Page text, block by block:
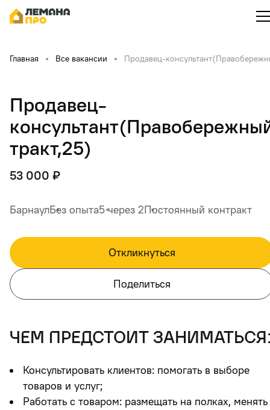
Главная Все вакансии Продавец-
Продавец-
тракт,25)
53 000 ₽
БарнаулБез опыта5 через 2Постоянный контракт
Откликнуться
Поделиться
чем предстоит
Консультировать клиентов: помогать в выборе
товаров и услуг;
Работать с товаром: размещать на полках, менять